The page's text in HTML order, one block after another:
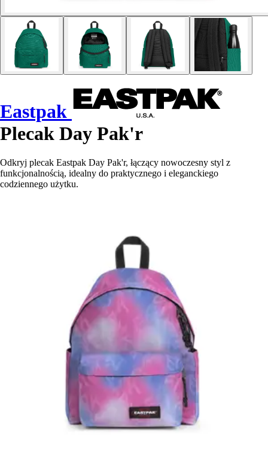
Eastpak
Plecak Day Pak'r
Odkryj plecak Eastpak Day Pak'r, łączący nowoczesny styl z
funkcjonalnością, idealny do praktycznego i eleganckiego
codziennego użytku.